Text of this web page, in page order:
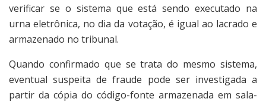
verificar se o sistema que está sendo executado na
urna eletrônica, no dia da votação, é igual ao lacrado e
armazenado no tribunal.
Quando confirmado que se trata do mesmo sistema,
eventual suspeita de fraude pode ser investigada a
partir da cópia do código-fonte armazenada em sala-